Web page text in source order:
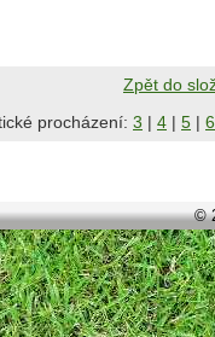
Zpět do
procházení: 3 | 4 | 5 | 6
©